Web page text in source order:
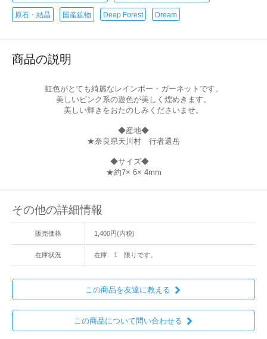
原石・結晶 国産鉱物 Deep Forest Dream
商品の説明
虹色がとても綺麗なレインボー・ガーネットです。
美しいピンク系の遊色が美しく煌めきます。
美しい輝きをおたのしみくださいませ。
◆産地◆
★奈良県天川村 行者還岳
◆サイズ◆
★約7× 6× 4mm
その他の詳細情報
販売価格 1,400円(内税)
在庫状況 在庫 1 限りです。
この商品を友達に教える
この商品について問い合わせる